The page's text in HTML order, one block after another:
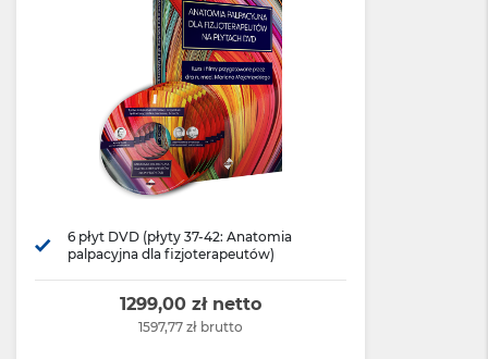
6 płyt DVD (płyty 37-42: Anatomia
palpacyjna dla fizjoterapeutów)
1299,00 zł netto
1597,77 zł brutto